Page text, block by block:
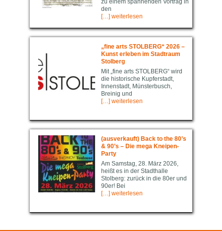
zu einem spannenden Vortrag in
den
[…] weiterlesen
„fine arts STOLBERG“ 2026 –
Kunst erleben im Stadtraum
Stolberg
Mit „fine arts STOLBERG“ wird
die historische Kupferstadt,
Innenstadt, Münsterbusch,
Breinig und
[…] weiterlesen
(ausverkauft) Back to the 80’s
& 90’s – Die mega Kneipen-
Party
Am Samstag, 28. März 2026,
heißt es in der Stadthalle
Stolberg: zurück in die 80er und
90er! Bei
[…] weiterlesen